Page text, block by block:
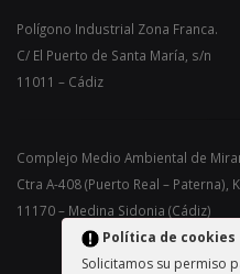
Política de cookies
Solicitamos su permiso
Polígono Industrial Zona Franca.
C/ El Puerto de Santa María, s/n
11011 – Cádiz
Complejo Medio Ambiental de
Ctra A-408 (Puerto Real – Paterna),
11170 – Medina Sidonia (Cádiz)